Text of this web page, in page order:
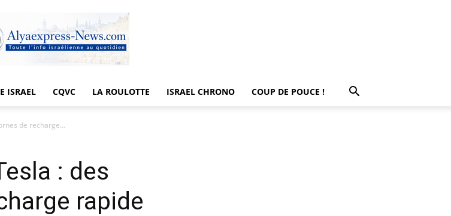
News
ISRAEL CQVC LA ROULOTTE ISRAEL CHRONO COUP DE POUCE !
de recharge...
: des
rapide